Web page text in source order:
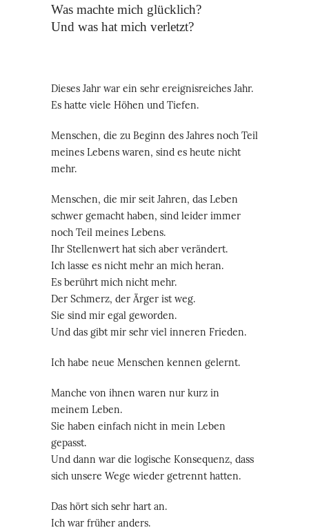
Was machte mich glücklich?
Und was hat mich verletzt?
Dieses Jahr war ein sehr ereignisreiches Jahr.
Es hatte viele Höhen und Tiefen.
Menschen, die zu Beginn des Jahres noch Teil
meines Lebens waren, sind es heute nicht
mehr.
Menschen, die mir seit Jahren, das Leben
schwer gemacht haben, sind leider immer
noch Teil meines Lebens.
Ihr Stellenwert hat sich aber verändert.
Ich lasse es nicht mehr an mich heran.
Es berührt mich nicht mehr.
Der Schmerz, der Ärger ist weg.
Sie sind mir egal geworden.
Und das gibt mir sehr viel inneren Frieden.
Ich habe neue Menschen kennen gelernt.
Manche von ihnen waren nur kurz in
meinem Leben.
Sie haben einfach nicht in mein Leben
gepasst.
Und dann war die logische Konsequenz, dass
sich unsere Wege wieder getrennt hatten.
Das hört sich sehr hart an.
Ich war früher anders.